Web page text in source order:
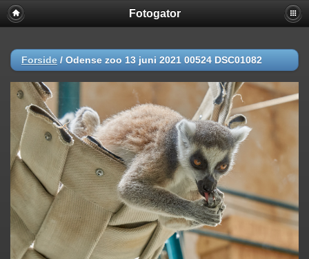
Fotogator
Forside / Odense zoo 13 juni 2021 00524 DSC01082